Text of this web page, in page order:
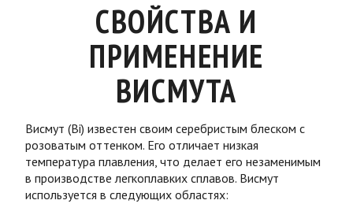
СВОЙСТВА И
ПРИМЕНЕНИЕ
ВИСМУТА
Висмут (Bi) известен своим серебристым блеском с
розоватым оттенком. Его отличает низкая
температура плавления, что делает его незаменимым
в производстве легкоплавких сплавов. Висмут
используется в следующих областях: